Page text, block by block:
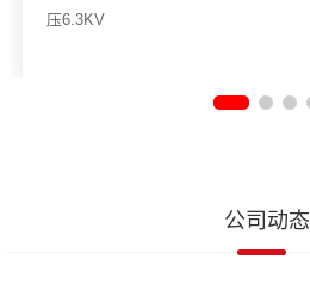
压6.3KV
公司动态